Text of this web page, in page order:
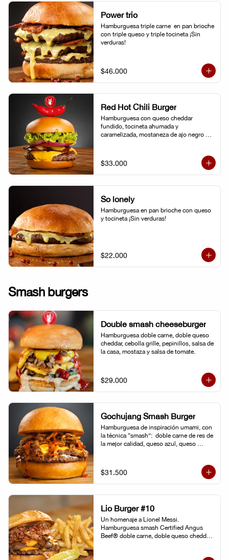
Power trio
Hamburguesa triple carne  en pan brioche
con triple queso y triple tocineta ¡Sin
verduras!
$46.000
Red Hot Chili Burger
Hamburguesa con queso cheddar
fundido, tocineta ahumada y
caramelizada, mostaneza de ajo negro y
famoso chili con carne al lado.
$33.000
So lonely
Hamburguesa en pan brioche con queso
y tocineta ¡Sin verduras!
$22.000
Smash burgers
Double smash cheeseburger
Hamburguesa doble carne, doble queso
cheddar, cebolla grille, pepinillos, salsa de
la casa, mostaza y salsa de tomate.
$29.000
Gochujang Smash Burger
Hamburguesa de inspiración umami, con
la técnica “smash”:  doble carne de res de
la mejor calidad, queso azul, queso
gochujang (pasta coreana de chiles rojos,
soya fermentada y harina de arroz).
Pepinillo kosher. Pan Brioche.
$31.500
Lio Burger #10
Un homenaje a Lionel Messi.
Hamburguesa smash Certified Angus
Beef® doble carne, doble queso cheddar,